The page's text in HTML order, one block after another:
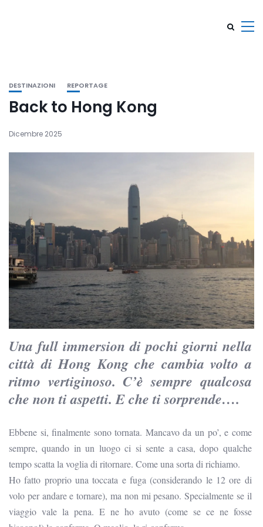
DESTINAZIONI REPORTAGE
Back to Hong Kong
Dicembre 2025
Una full immersion di pochi giorni nella
città di Hong Kong che cambia volto a
ritmo vertiginoso. C’è sempre qualcosa
che non ti aspetti. E che ti sorprende….
Ebbene si, finalmente sono tornata. Mancavo da un po’, e come
sempre, quando in un luogo ci si sente a casa, dopo qualche
tempo scatta la voglia di ritornare. Come una sorta di richiamo.
Ho fatto proprio una toccata e fuga (considerando le 12 ore di
volo per andare e tornare), ma non mi pesano. Specialmente se il
viaggio vale la pena. E ne ho avuto (come se ce ne fosse